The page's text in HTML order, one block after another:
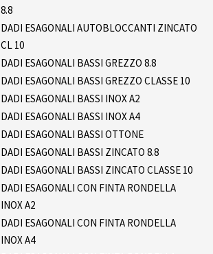
8.8
DADI ESAGONALI AUTOBLOCCANTI ZINCATO
CL 10
DADI ESAGONALI BASSI GREZZO 8.8
DADI ESAGONALI BASSI GREZZO CLASSE 10
DADI ESAGONALI BASSI INOX A2
DADI ESAGONALI BASSI INOX A4
DADI ESAGONALI BASSI OTTONE
DADI ESAGONALI BASSI ZINCATO 8.8
DADI ESAGONALI BASSI ZINCATO CLASSE 10
DADI ESAGONALI CON FINTA RONDELLA
INOX A2
DADI ESAGONALI CON FINTA RONDELLA
INOX A4